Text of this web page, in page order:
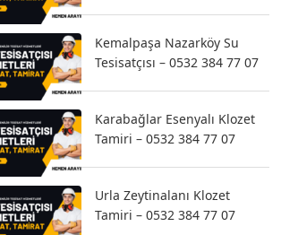
Kemalpaşa Nazarköy Su
Tesisatçısı – 0532 384 77 07
Karabağlar Esenyalı Klozet
Tamiri – 0532 384 77 07
Urla Zeytinalanı Klozet
Tamiri – 0532 384 77 07